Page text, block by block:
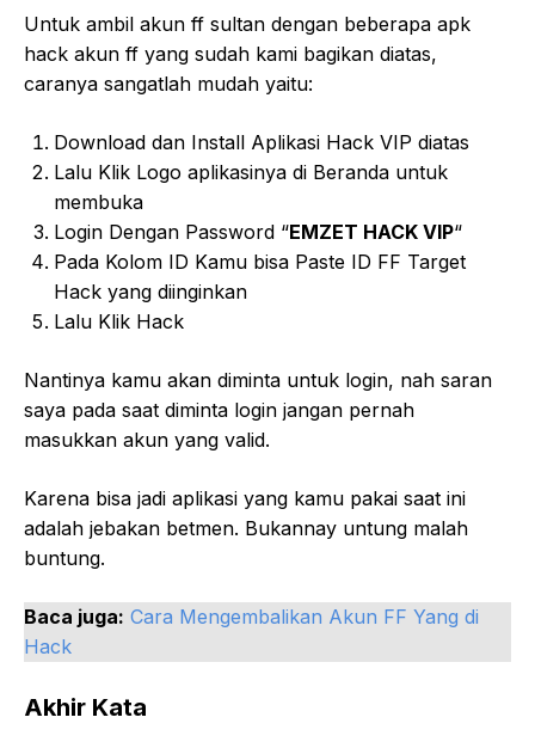
Untuk ambil akun ff sultan dengan beberapa apk
hack akun ff yang sudah kami bagikan diatas,
caranya sangatlah mudah yaitu:
Download dan Install Aplikasi Hack VIP diatas
Lalu Klik Logo aplikasinya di Beranda untuk
membuka
Login Dengan Password “EMZET HACK VIP“
Pada Kolom ID Kamu bisa Paste ID FF Target
Hack yang diinginkan
Lalu Klik Hack
Nantinya kamu akan diminta untuk login, nah saran
saya pada saat diminta login jangan pernah
masukkan akun yang valid.
Karena bisa jadi aplikasi yang kamu pakai saat ini
adalah jebakan betmen. Bukannay untung malah
buntung.
Baca juga: Cara Mengembalikan Akun FF Yang di
Hack
Akhir Kata